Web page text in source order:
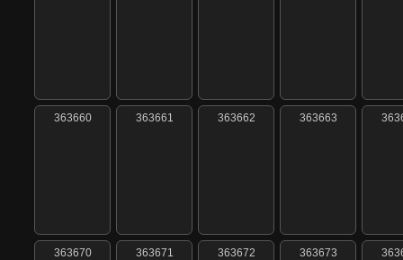
363660 363661 363662 363663
363670 363671 363672 363673